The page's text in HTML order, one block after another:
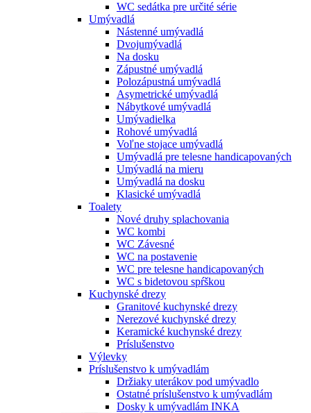
WC sedátka pre určité série
Umývadlá
Nástenné umývadlá
Dvojumývadlá
Na dosku
Zápustné umývadlá
Polozápustná umývadlá
Asymetrické umývadlá
Nábytkové umývadlá
Umývadielka
Rohové umývadlá
Voľne stojace umývadlá
Umývadlá pre telesne handicapovaných
Umývadlá na mieru
Umývadlá na dosku
Klasické umývadlá
Toalety
Nové druhy splachovania
WC kombi
WC Závesné
WC na postavenie
WC pre telesne handicapovaných
WC s bidetovou spŕškou
Kuchynské drezy
Granitové kuchynské drezy
Nerezové kuchynské drezy
Keramické kuchynské drezy
Príslušenstvo
Výlevky
Príslušenstvo k umývadlám
Držiaky uterákov pod umývadlo
Ostatné príslušenstvo k umývadlám
Dosky k umývadlám INKA